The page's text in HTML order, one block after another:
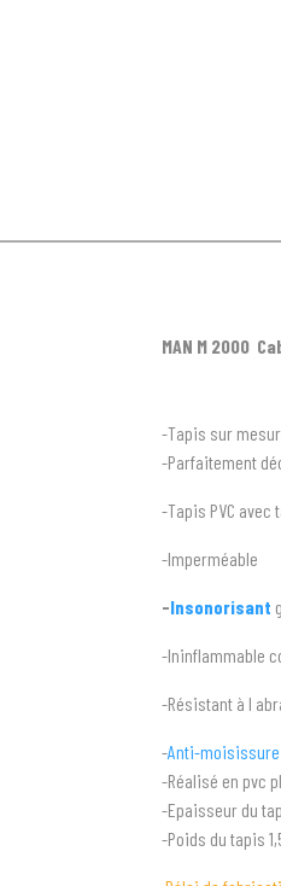
MAN M 2000
-Tapis sur
-Parfaitement
-Tapis PVC
-Imperméable
-Insonorisant
-Ininflammable
-Résistant à l
-Anti-moisissure
-Réalisé en pvc
-Epaisseur du
-Poids du tapis